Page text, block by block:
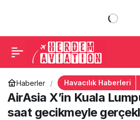
Haberler Havacılık Haberleri
AirAsia X’in Kuala
saat gecikmeyle
Lumpur uçuşu 49 saat
gecikmeyle gerçekleşti